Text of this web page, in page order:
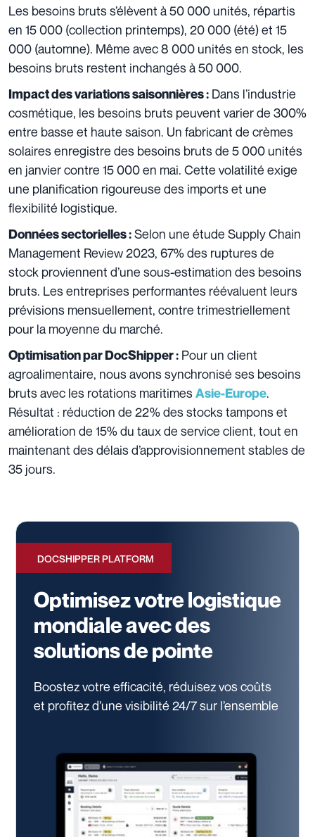
Les besoins bruts s’élèvent à 50 000 unités, répartis
en 15 000 (collection printemps), 20 000 (été) et 15
000 (automne). Même avec 8 000 unités en stock, les
besoins bruts restent inchangés à 50 000.
Impact des variations saisonnières : Dans l’industrie
cosmétique, les besoins bruts peuvent varier de 300%
entre basse et haute saison. Un fabricant de crèmes
solaires enregistre des besoins bruts de 5 000 unités
en janvier contre 15 000 en mai. Cette volatilité exige
une planification rigoureuse des imports et une
flexibilité logistique.
Données sectorielles :Selon une étude Supply Chain
Management Review 2023, 67% des ruptures de
stock proviennent d’une sous-estimation des besoins
bruts. Les entreprises performantes réévaluent leurs
prévisions mensuellement, contre trimestriellement
pour la moyenne du marché.
Optimisation par DocShipper : Pour un client
agroalimentaire, nous avons synchronisé ses besoins
bruts avec les rotations maritimesAsie-Europe.
Résultat : réduction de 22% des stocks tampons et
amélioration de 15% du taux de service client, tout en
maintenant des délais d’approvisionnement stables de
35 jours.
DOCSHIPPER PLATFORM
Optimisez votre logistique
mondiale avec des
solutions de pointe
Boostez votre efficacité, réduisez vos coûts
et profitez d’une visibilité 24/7sur l’ensemble